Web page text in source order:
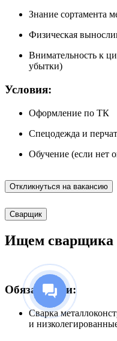
Знание сортамента
Физическая
Внимательность к
убытки)
Условия:
Оформление по ТК
Спецодежда и
Обучение (если нет
Откликнуться на вакансию
Сварщик
Ищем сварщика
Обязанности:
Сварка
и